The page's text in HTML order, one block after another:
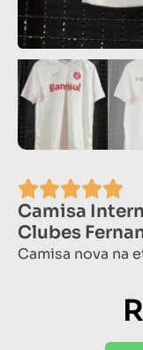
Camisa
Clubes
Camisa nova na